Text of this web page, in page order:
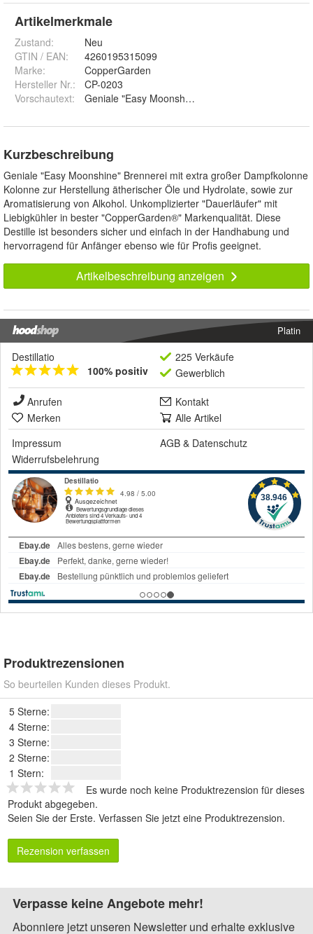
Artikelmerkmale
Zustand:
Neu
GTIN / EAN:
4260195315099
Marke:
CopperGarden
Hersteller Nr.:
CP-0203
Vorschautext: Geniale "Easy Moonshine" Brennerei mit extra
Kurzbeschreibung
Geniale "Easy Moonshine" Brennerei mit extra großer Dampfkolonne
Kolonne zur Herstellung ätherischer Öle und Hydrolate, sowie zur
Aromatisierung von Alkohol. Unkomplizierter "Dauerläufer" mit
Liebigkühler in bester "CopperGarden®" Markenqualität. Diese
Destille ist besonders sicher und einfach in der Handhabung und
hervorragend für Anfänger ebenso wie für Profis geeignet.
Artikelbeschreibung anzeigen
Platin
Destillatio
100% positiv
225 Verkäufe
Gewerblich
Anrufen
Kontakt
Merken
Alle Artikel
Impressum
AGB & Datenschutz
Widerrufsbelehrung
Produktrezensionen
So beurteilen Kunden dieses Produkt.
5 Sterne:
4 Sterne:
3 Sterne:
2 Sterne:
1 Stern:
Es wurde noch keine Produktrezension für dieses
Produkt abgegeben.
Seien Sie der Erste. Verfassen Sie jetzt eine Produktrezension.
Rezension verfassen
Verpasse keine Angebote mehr!
Abonniere jetzt unseren Newsletter und erhalte exklusive